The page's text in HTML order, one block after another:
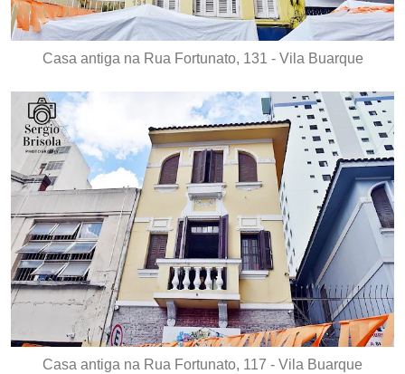
Casa antiga na Rua Fortunato, 131 - Vila Buarque
Casa antiga na Rua Fortunato, 117 - Vila Buarque